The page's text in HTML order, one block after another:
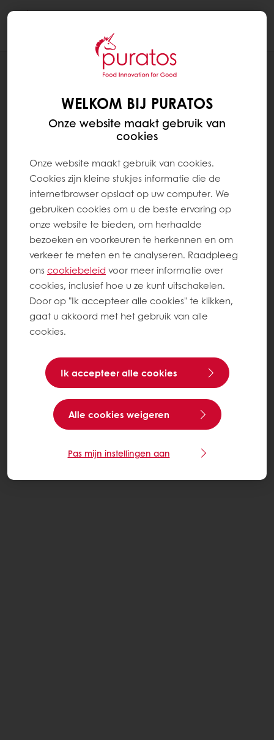
WELKOM BIJ PURATOS
Onze website maakt gebruik van
cookies
Onze website maakt gebruik van cookies.
Cookies zijn kleine stukjes informatie die de
internetbrowser opslaat op uw computer. We
gebruiken cookies om u de beste ervaring op
onze website te bieden, om herhaalde
bezoeken en voorkeuren te herkennen en om
verkeer te meten en te analyseren. Raadpleeg
onscookiebeleid voor meer informatie over
cookies, inclusief hoe u ze kunt uitschakelen.
Door op "Ik accepteer alle cookies" te klikken,
gaat u akkoord met het gebruik van alle
cookies.
Ik accepteer alle cookies
Alle cookies weigeren
Pas mijn instellingen aan